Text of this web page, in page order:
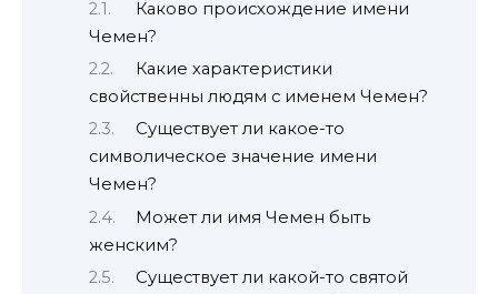
Каково происхождение имени
Чемен?
Какие характеристики
свойственны людям с именем Чемен?
Существует ли какое-то
символическое значение имени
Чемен?
Может ли имя Чемен быть
женским?
Существует ли какой-то святой